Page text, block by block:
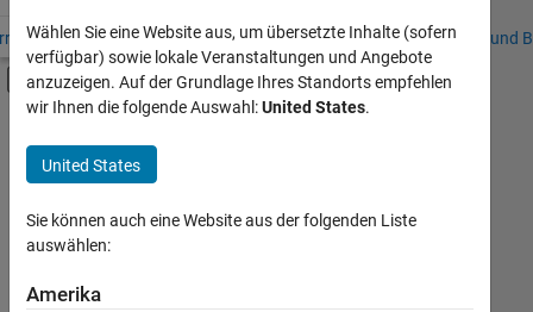
– Übersicht Stellensuche Niederlassungen Studierende und
Umschaltung für Off-Canvas-
Hauptinhalt
Information Technology
Marketing Communications
Business Model Team
Human Resources
+3
Derzeit
Wählen Sie eine Website aus, um übersetzte Inhalte (sofern
verfügbar) sowie lokale Veranstaltungen und Angebote
anzuzeigen. Auf der Grundlage Ihres Standorts empfehlen
wir Ihnen die folgende Auswahl:United States.
United States
Sie können auch eine Website aus der folgenden Liste
auswählen:
Amerika